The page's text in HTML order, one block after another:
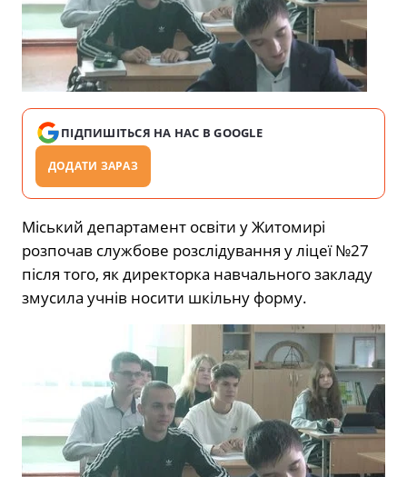
ПІДПИШІТЬСЯ НА НАС В GOOGLE
ДОДАТИ ЗАРАЗ
Міський департамент освіти у Житомирі
розпочав службове розслідування у ліцеї №27
після того, як директорка навчального закладу
змусила учнів носити шкільну форму.